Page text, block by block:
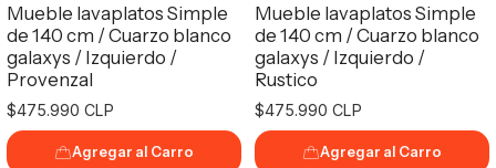
Mueble lavaplatos Simple
de 140 cm / Cuarzo blanco
galaxys / Izquierdo /
Provenzal
$475.990 CLP
Agregar al Carro
Mueble lavaplatos Simple
de 140 cm / Cuarzo blanco
galaxys / Izquierdo /
Rustico
$475.990 CLP
Agregar al Carro